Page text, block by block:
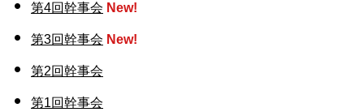
第4回幹事会 New!
第3回幹事会 New!
第2回幹事会
第1回幹事会